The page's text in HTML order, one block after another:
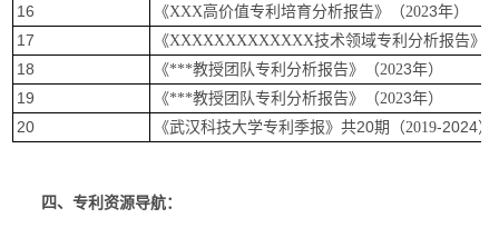
16
《XXX高价值专利培育分析报告》（2023年）
17
《XXXXXXXXXXXXX技术领域专利分析报告》
18 《***教授团队专利分析报告》（2023年）
19
《***教授团队专利分析报告》（2023年）
20
《武汉科技大学专利季报》共20期（2019-2024）
四、 专利资源导航：